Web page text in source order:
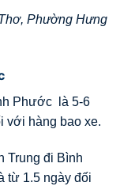
Phường Hưng
Phước là 5-6
với hàng bao xe.
Trung đi Bình
từ 1.5 ngày đối